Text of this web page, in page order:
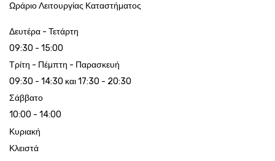
Ωράριο Λειτουργίας Καταστήματος
Δευτέρα - Τετάρτη
09:30 - 15:00
Τρίτη - Πέμπτη - Παρασκευή
09:30 - 14:30 και 17:30 - 20:30
Σάββατο
10:00 - 14:00
Κυριακή
Κλειστά